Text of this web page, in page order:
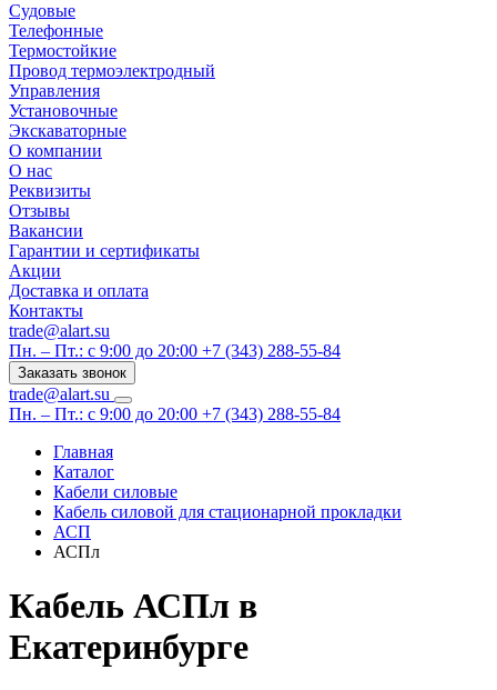
Судовые
Телефонные
Термостойкие
Провод термоэлектродный
Управления
Установочные
Экскаваторные
О компании
О нас
Реквизиты
Отзывы
Вакансии
Гарантии и сертификаты
Акции
Доставка и оплата
Контакты
trade@alart.su
Пн. – Пт.: с 9:00 до 20:00 +7 (343) 288-55-84
Заказать звонок
trade@alart.su
Пн. – Пт.: с 9:00 до 20:00 +7 (343) 288-55-84
Главная
Каталог
Кабели силовые
Кабель силовой для стационарной прокладки
АСП
АСПл
Кабель АСПл в
Екатеринбурге